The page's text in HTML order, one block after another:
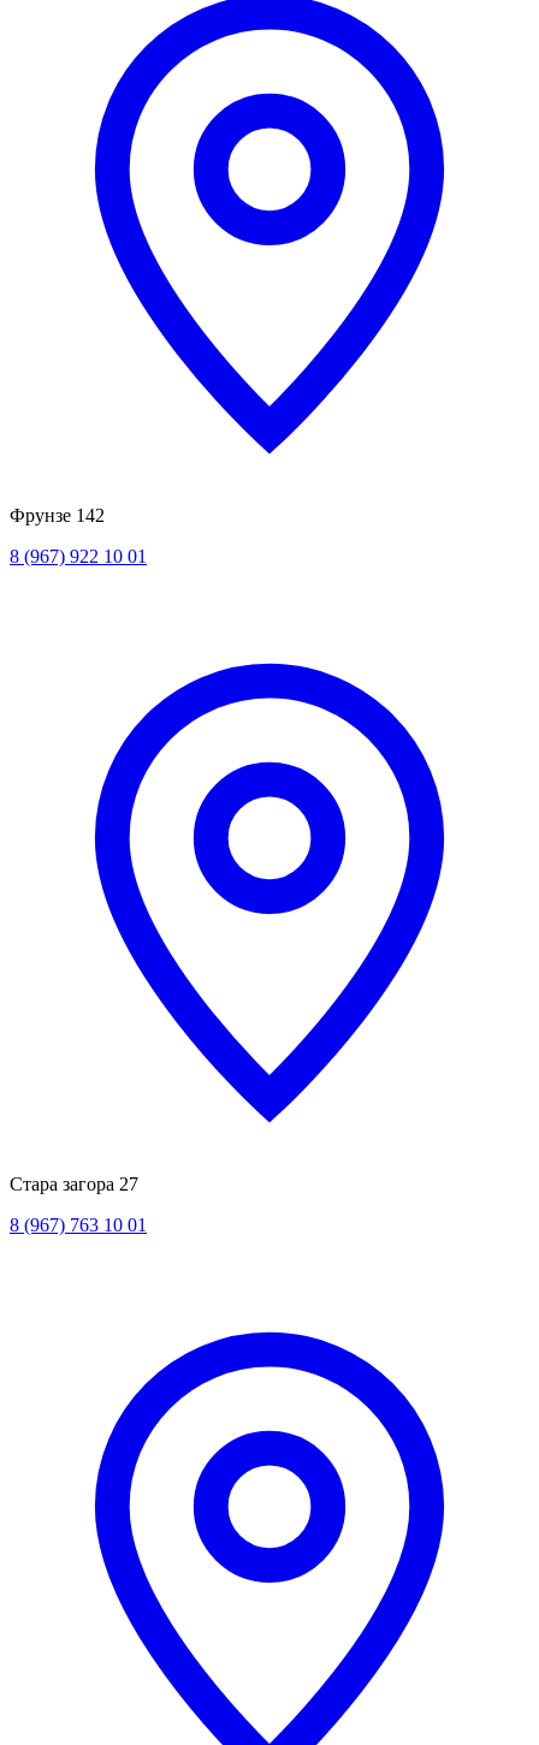
Фрунзе 142
8 (967) 922 10 01
Стара загора 27
8 (967) 763 10 01